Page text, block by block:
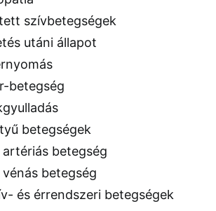
szívbetegségek
utáni állapot
betegség
betegségek
artériás betegség
betegség
és érrendszeri betegségek